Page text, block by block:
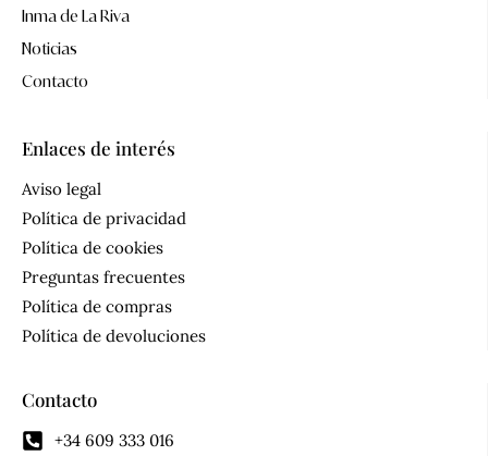
Inma de La Riva
Noticias
Contacto
Enlaces de interés
Aviso legal
Política de privacidad
Política de cookies
Preguntas frecuentes
Política de compras
Política de devoluciones
Contacto
+34 609 333 016